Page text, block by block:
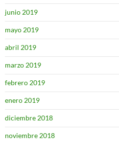
junio 2019
mayo 2019
abril 2019
marzo 2019
febrero 2019
enero 2019
diciembre 2018
noviembre 2018